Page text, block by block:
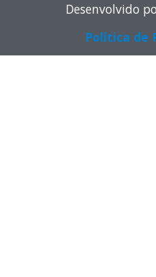
Desenvolvido
Política de